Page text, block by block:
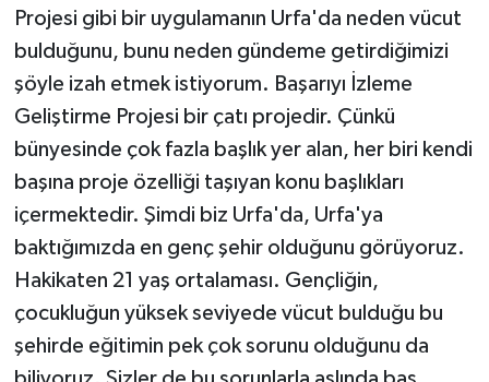
Projesi gibi bir uygulamanın Urfa'da neden vücut
bulduğunu, bunu neden gündeme getirdiğimizi
şöyle izah etmek istiyorum. Başarıyı İzleme
Geliştirme Projesi bir çatı projedir. Çünkü
bünyesinde çok fazla başlık yer alan, her biri kendi
başına proje özelliği taşıyan konu başlıkları
içermektedir. Şimdi biz Urfa'da, Urfa'ya
baktığımızda en genç şehir olduğunu görüyoruz.
Hakikaten 21 yaş ortalaması. Gençliğin,
çocukluğun yüksek seviyede vücut bulduğu bu
şehirde eğitimin pek çok sorunu olduğunu da